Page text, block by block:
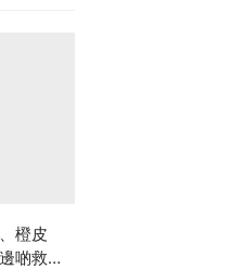
橙皮
啲救得